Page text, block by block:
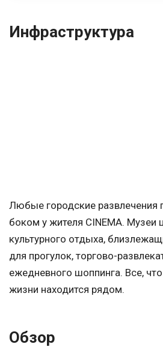
Инфраструктура
Любые городские развлечения
боком у жителя CINEMA. Музеи
культурного отдыха,
для прогулок, торгово-
ежедневного шоппинга. Все,
жизни находится рядом.
Обзор